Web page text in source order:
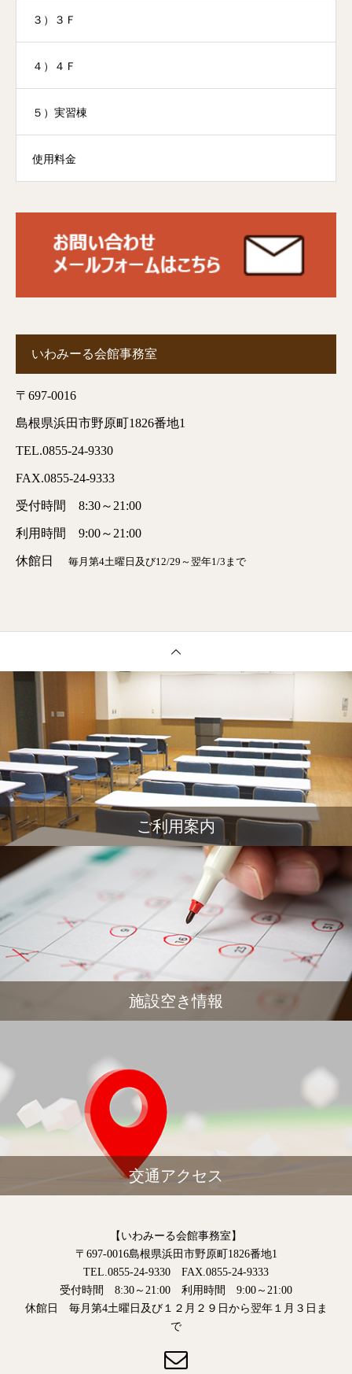
３）３Ｆ
４）４Ｆ
５）実習棟
使用料金
いわみーる会館事務室
〒697-0016
島根県浜田市野原町1826番地1
TEL.0855-24-9330
FAX.0855-24-9333
受付時間 8:30～21:00
利用時間 9:00～21:00
休館日 毎月第4土曜日及び12/29～翌年1/3まで
ご利用案内
施設空き情報
交通アクセス
【いわみーる会館事務室】
〒697-0016島根県浜田市野原町1826番地1
TEL.0855-24-9330 FAX.0855-24-9333
受付時間 8:30～21:00 利用時間 9:00～21:00
休館日 毎月第4土曜日及び１２月２９日から翌年１月３日ま
で